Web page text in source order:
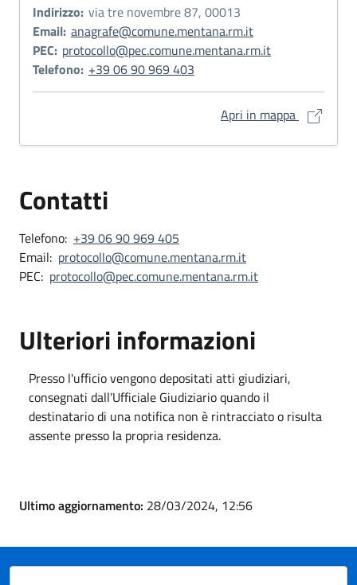
Indirizzo: via tre novembre 87, 00013
Email: anagrafe@comune.mentana.rm.it
PEC: protocollo@pec.comune.mentana.rm.it
Telefono: +39 06 90 969 403
Apri in mappa Via Tre
Contatti
Telefono: +39 06 90 969 405
Email: protocollo@comune.mentana.rm.it
PEC: protocollo@pec.comune.mentana.rm.it
Ulteriori informazioni
Presso l'ufficio vengono depositati atti giudiziari,
consegnati dall’Ufficiale Giudiziario quando il
destinatario di una notifica non è rintracciato o risulta
assente presso la propria residenza.
Ultimo aggiornamento: 28/03/2024, 12:56